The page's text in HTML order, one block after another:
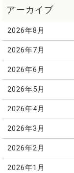
2026年8月
2026年7月
2026年6月
2026年5月
2026年4月
2026年3月
2026年2月
2026年1月